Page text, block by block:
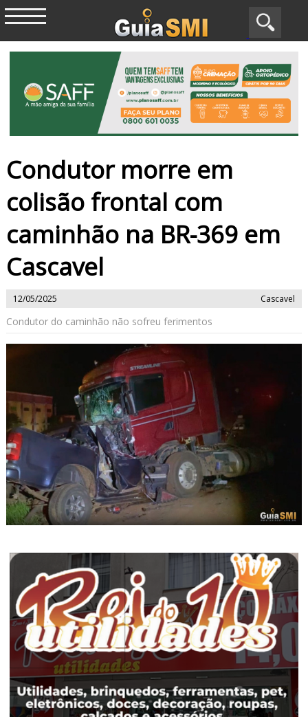
Condutor morre em
colisão frontal com
caminhão na BR-369 em
Cascavel
12/05/2025 Cascavel
Condutor do caminhão não sofreu ferimentos